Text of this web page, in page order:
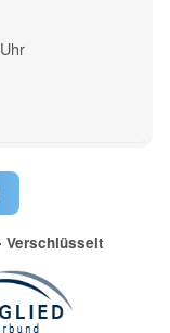
Verschlüsselt